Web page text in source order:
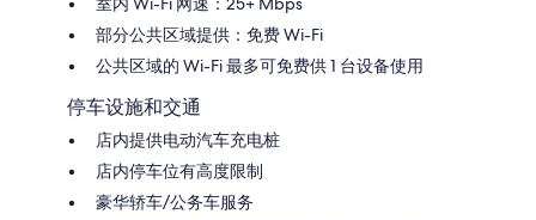
部分公共区域提供：免费 Wi-Fi
公共区域的 Wi-Fi 最多可免费供 1 台设备使用
停车设施和交通
店内提供电动汽车充电桩
店内停车位有高度限制
豪华轿车/公务车服务